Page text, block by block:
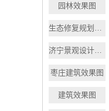
园林效果图
枣庄建筑效果图
建筑效果图